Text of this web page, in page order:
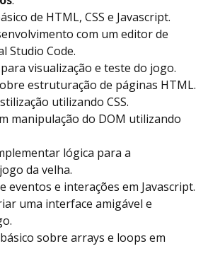
de HTML, CSS e Javascript.
com um editor de
Studio Code.
visualização e teste do jogo.
estruturação de páginas HTML.
utilizando CSS.
manipulação do DOM utilizando
lógica para a
da velha.
eventos e interações em Javascript.
uma interface amigável e
sobre arrays e loops em